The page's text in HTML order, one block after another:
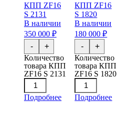
КПП ZF16
S 2131
В наличии
350 000 ₽
-
Количество
товара КПП
ZF16 S 2131
+
Подробнее
КПП ZF16
S 1820
В наличии
180 000 ₽
-
Количество
товара КПП
ZF16 S 1820
+
Подробнее